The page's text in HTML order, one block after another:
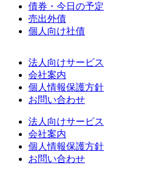
債券・今日の予定
売出外債
個人向け社債
法人向けサービス
会社案内
個人情報保護方針
お問い合わせ
法人向けサービス
会社案内
個人情報保護方針
お問い合わせ